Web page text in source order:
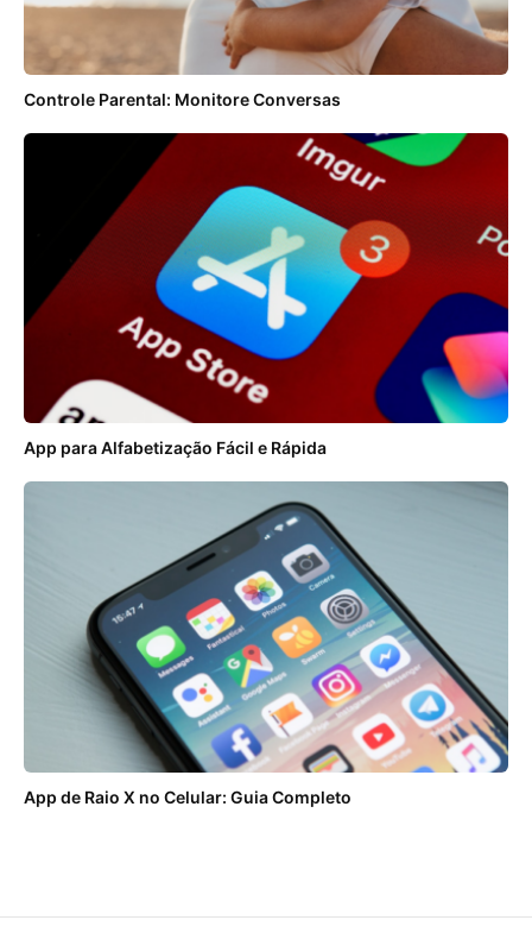
Controle Parental: Monitore Conversas
App para Alfabetização Fácil e Rápida
App de Raio X no Celular: Guia Completo